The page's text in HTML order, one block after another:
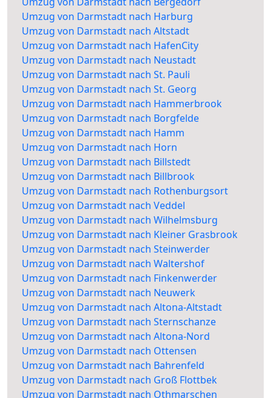
Umzug von Darmstadt nach Harburg
Umzug von Darmstadt nach Altstadt
Umzug von Darmstadt nach HafenCity
Umzug von Darmstadt nach Neustadt
Umzug von Darmstadt nach St. Pauli
Umzug von Darmstadt nach St. Georg
Umzug von Darmstadt nach Hammerbrook
Umzug von Darmstadt nach Borgfelde
Umzug von Darmstadt nach Hamm
Umzug von Darmstadt nach Horn
Umzug von Darmstadt nach Billstedt
Umzug von Darmstadt nach Billbrook
Umzug von Darmstadt nach Rothenburgsort
Umzug von Darmstadt nach Veddel
Umzug von Darmstadt nach Wilhelmsburg
Umzug von Darmstadt nach Kleiner Grasbrook
Umzug von Darmstadt nach Steinwerder
Umzug von Darmstadt nach Waltershof
Umzug von Darmstadt nach Finkenwerder
Umzug von Darmstadt nach Neuwerk
Umzug von Darmstadt nach Altona-Altstadt
Umzug von Darmstadt nach Sternschanze
Umzug von Darmstadt nach Altona-Nord
Umzug von Darmstadt nach Ottensen
Umzug von Darmstadt nach Bahrenfeld
Umzug von Darmstadt nach Groß Flottbek
Umzug von Darmstadt nach Othmarschen